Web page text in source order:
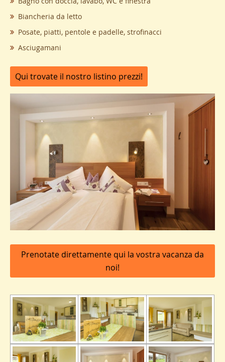
Biancheria da letto
Posate, piatti, pentole e padelle, strofinacci
Asciugamani
Qui trovate il nostro listino prezzi!
Prenotate direttamente qui la vostra vacanza da
noi!